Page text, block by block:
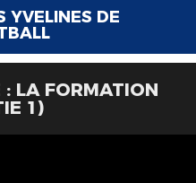
YVELINES DE
: LA FORMATION
1)